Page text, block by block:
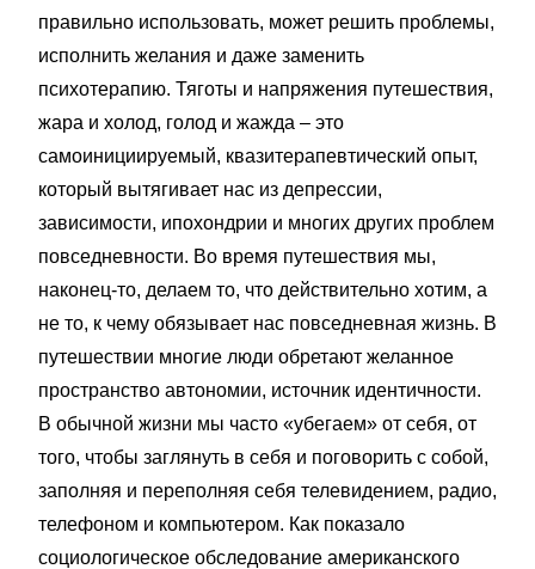
правильно использовать, может решить проблемы,
исполнить желания и даже заменить
психотерапию. Тяготы и напряжения путешествия,
жара и холод, голод и жажда – это
самоинициируемый, квазитерапевтический опыт,
который вытягивает нас из депрессии,
зависимости, ипохондрии и многих других проблем
повседневности. Во время путешествия мы,
наконец-то, делаем то, что действительно хотим, а
не то, к чему обязывает нас повседневная жизнь. В
путешествии многие люди обретают желанное
пространство автономии, источник идентичности.
В обычной жизни мы часто «убегаем» от себя, от
того, чтобы заглянуть в себя и поговорить с собой,
заполняя и переполняя себя телевидением, радио,
телефоном и компьютером. Как показало
социологическое обследование американского